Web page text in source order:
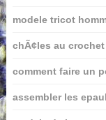
modele tricot
chÃ¢les au crochet
comment faire un
assembler les